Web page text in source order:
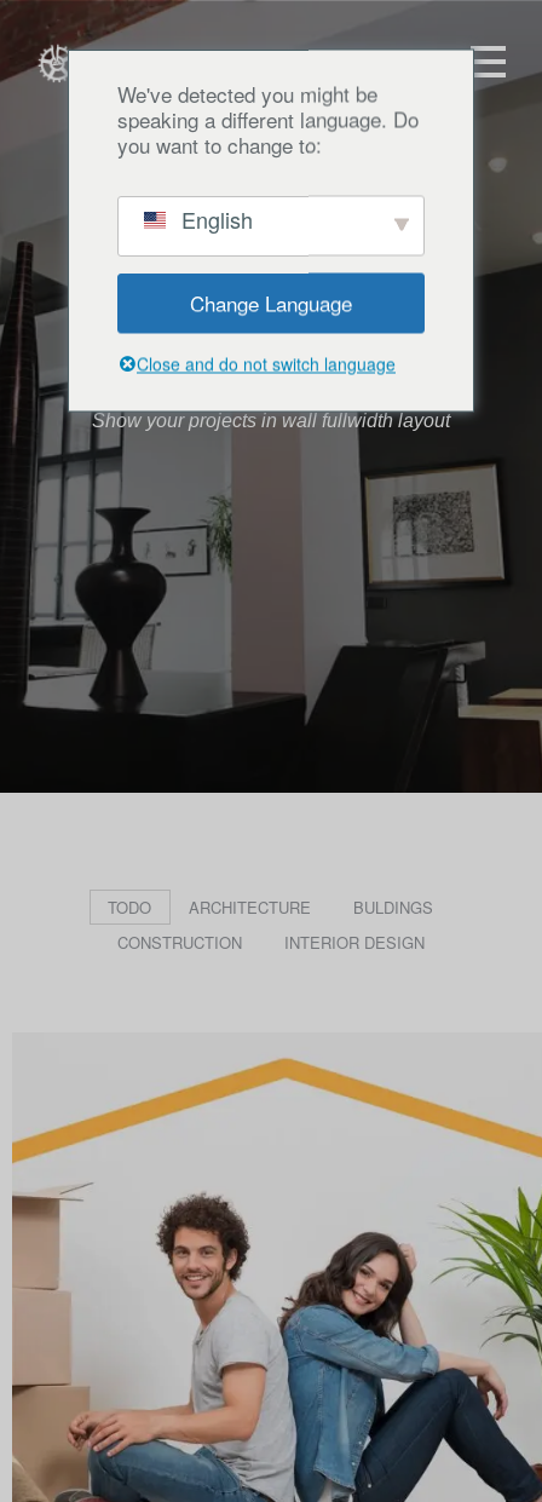
PORTFOLIO WALL
Show your projects in wall fullwidth layout
TODO ARCHITECTURE
BULDINGS
CONSTRUCTION
INTERIOR DESIGN
We've detected you might be
speaking a different language. Do
you want to change to:
English
Change Language
Close and do not switch language